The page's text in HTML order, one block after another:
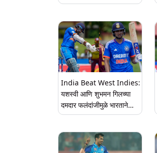
सामन्याला थोड्याच वेळात होणार
घ्या कधी, कुठे पाहणार सामना
India Beat West Indies:
यशस्वी आणि शुभमन गिलच्या
दमदार फलंदांजीमुळे भारताने
इंडिजचा नऊ गडी राखून केला